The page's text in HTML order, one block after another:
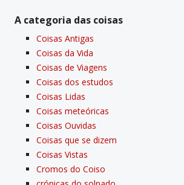
A categoria das coisas
Coisas Antigas
Coisas da Vida
Coisas de Viagens
Coisas dos estudos
Coisas Lidas
Coisas meteóricas
Coisas Ouvidas
Coisas que se dizem
Coisas Vistas
Cromos do Coiso